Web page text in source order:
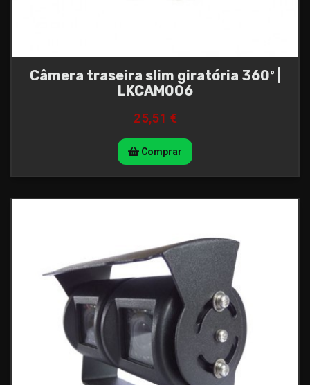
Câmera traseira slim giratória 360º |
LKCAM006
25,51 €
Comprar